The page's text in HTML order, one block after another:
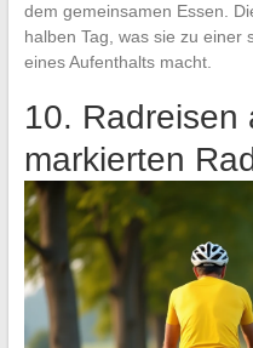
dem gemeinsamen Essen.
halben Tag, was sie zu einer
eines Aufenthalts macht.
10. Radreisen
markierten